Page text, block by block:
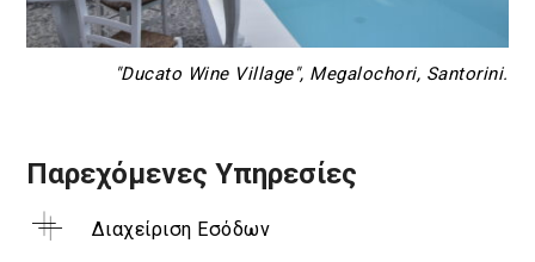
"Ducato Wine Village", Megalochori, Santorini.
Παρεχόμενες Υπηρεσίες
Διαχείριση Εσόδων